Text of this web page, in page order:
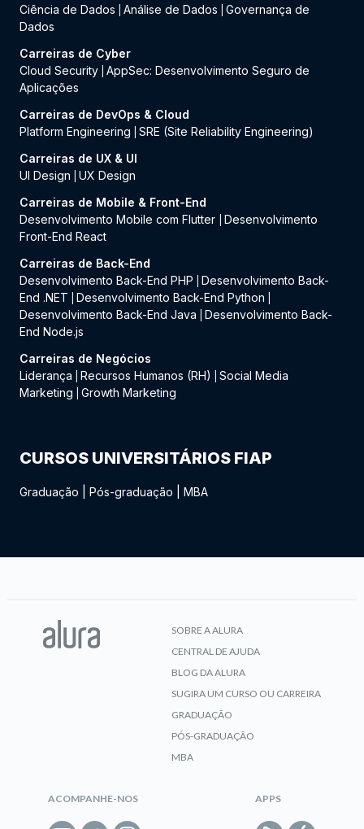
Ciência de Dados
Análise de Dados
Governança de
Dados
Carreiras de Cyber
Cloud Security AppSec: Desenvolvimento Seguro de
Aplicações
Carreiras de DevOps & Cloud
Platform Engineering
SRE (Site Reliability Engineering)
Carreiras de UX & UI
UI Design
UX Design
Carreiras de Mobile & Front-End
Desenvolvimento Mobile com Flutter
Desenvolvimento
Front-End React
Carreiras de Back-End
Desenvolvimento Back-End PHP
Desenvolvimento Back-
End .NET
Desenvolvimento Back-End Python
Desenvolvimento Back-End Java
Desenvolvimento Back-
End Node.js
Carreiras de Negócios
Liderança
Recursos Humanos (RH)
Social Media
Marketing
Growth Marketing
CURSOS UNIVERSITÁRIOS FIAP
Graduação Pós-graduação MBA
SOBRE A ALURA
CENTRAL DE AJUDA
BLOG DA ALURA
SUGIRA UM CURSO OU CARREIRA
GRADUAÇÃO
PÓS-GRADUAÇÃO
MBA
ACOMPANHE-NOS APPS